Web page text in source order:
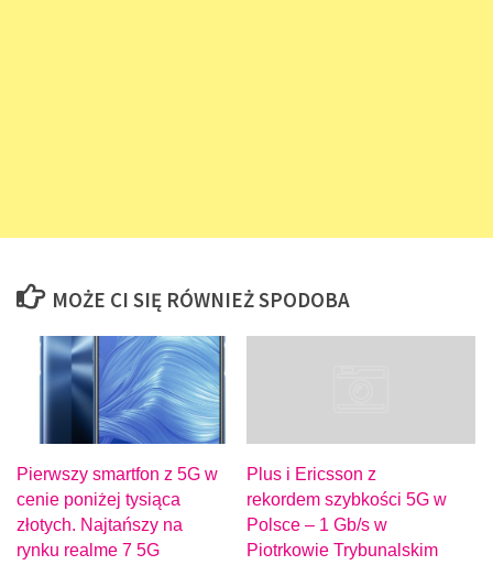
MOŻE CI SIĘ RÓWNIEŻ SPODOBA
Pierwszy smartfon z 5G w
cenie poniżej tysiąca
złotych. Najtańszy na
rynku realme 7 5G
Plus i Ericsson z
rekordem szybkości 5G w
Polsce – 1 Gb/s w
Piotrkowie Trybunalskim